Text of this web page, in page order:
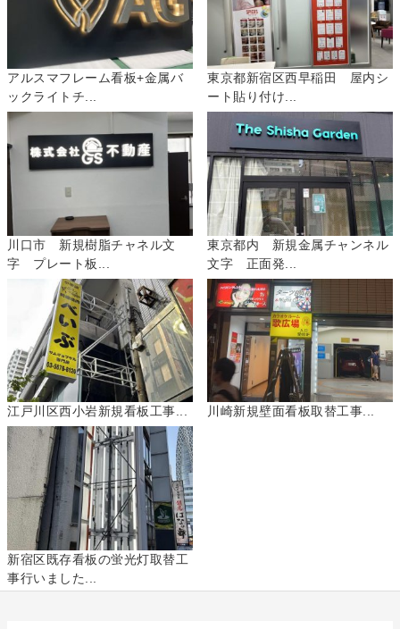
アルスマフレーム看板+金属バ
ックライトチ...
東京都新宿区西早稲田 屋内シ
ート貼り付け...
川口市 新規樹脂チャネル文
字 プレート板...
東京都内 新規金属チャンネル
文字 正面発...
江戸川区西小岩新規看板工事... 川崎新規壁面看板取替工事...
新宿区既存看板の蛍光灯取替工
事行いました...